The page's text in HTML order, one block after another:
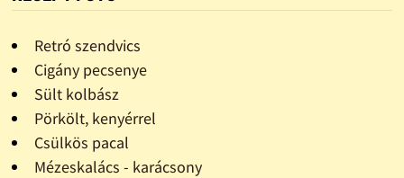
Retró szendvics
Cigány pecsenye
Sült kolbász
Pörkölt, kenyérrel
Csülkös pacal
Mézeskalács - karácsony